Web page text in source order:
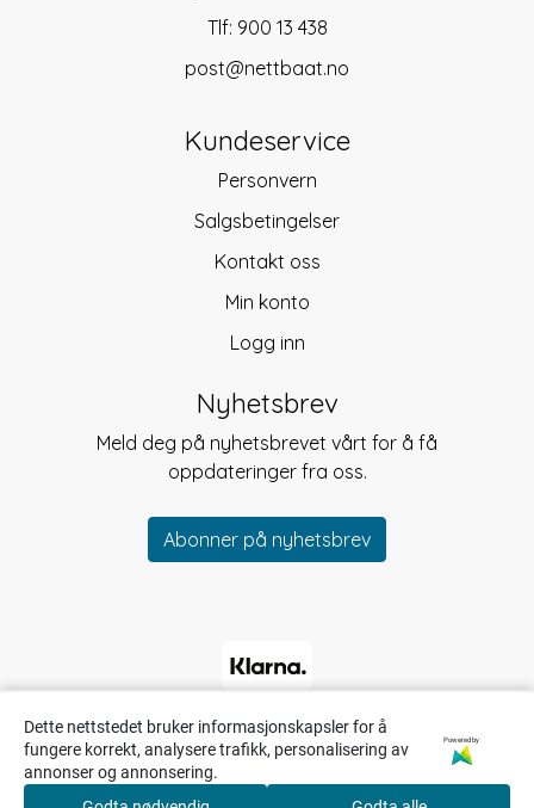
Tlf: 900 13 438
post@nettbaat.no
Kundeservice
Personvern
Salgsbetingelser
Kontakt oss
Min konto
Logg inn
Nyhetsbrev
Meld deg på nyhetsbrevet vårt for å få
oppdateringer fra oss.
Abonner på nyhetsbrev
Dette nettstedet bruker informasjonskapsler for å
fungere korrekt, analysere trafikk, personalisering av
annonser og annonsering.
Powered by